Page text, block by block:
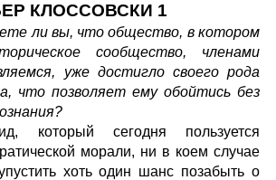
КЛОССОВСКИ 1
ли вы, что общество, в котором
сообщество, членами
уже достигло своего рода
что позволяет ему обойтись без
который сегодня пользуется
морали, ни в коем случае
хоть один шанс позабыть о